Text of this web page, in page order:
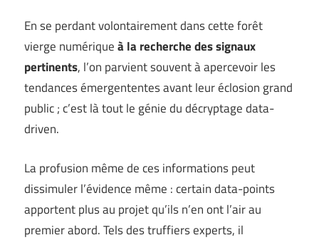
En se perdant volontairement dans cette forêt
vierge numériqueà la recherche des signaux
pertinents, l’on parvient souvent à apercevoir les
tendances émergententes avant leur éclosion grand
public ; c’est là tout le génie du décryptage data-
driven.
La profusion même de ces informations peut
dissimuler l’évidence même : certain data-points
apportent plus au projet qu’ils n’en ont l’air au
premier abord. Tels des truffiers experts, il